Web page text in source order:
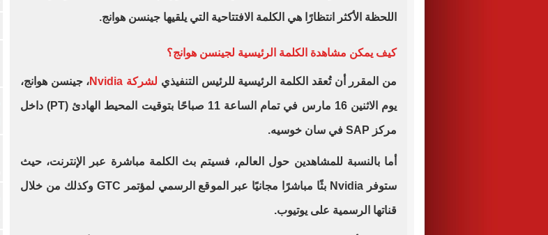
اللحظة الأكثر انتظارًا هي الكلمة الافتتاحية التي يلقيها جينسن هوانج.
كيف يمكن مشاهدة الكلمة الرئيسية لجينسن هوانج؟
من المقرر أن تُعقد الكلمة الرئيسية للرئيس التنفيذي لشركة Nvidia ، جينسن هوانج،
يوم الاثنين 16 مارس في تمام الساعة 11 صباحًا بتوقيت المحيط الهادئ (PT) داخل
مركز SAP في سان خوسيه.
أما بالنسبة للمشاهدين حول العالم، فسيتم بث الكلمة مباشرة عبر الإنترنت، حيث
ستوفر Nvidia بثًا مباشرًا مجانيًا عبر الموقع الرسمي لمؤتمر GTC وكذلك من خلال
قناتها الرسمية على يوتيوب.